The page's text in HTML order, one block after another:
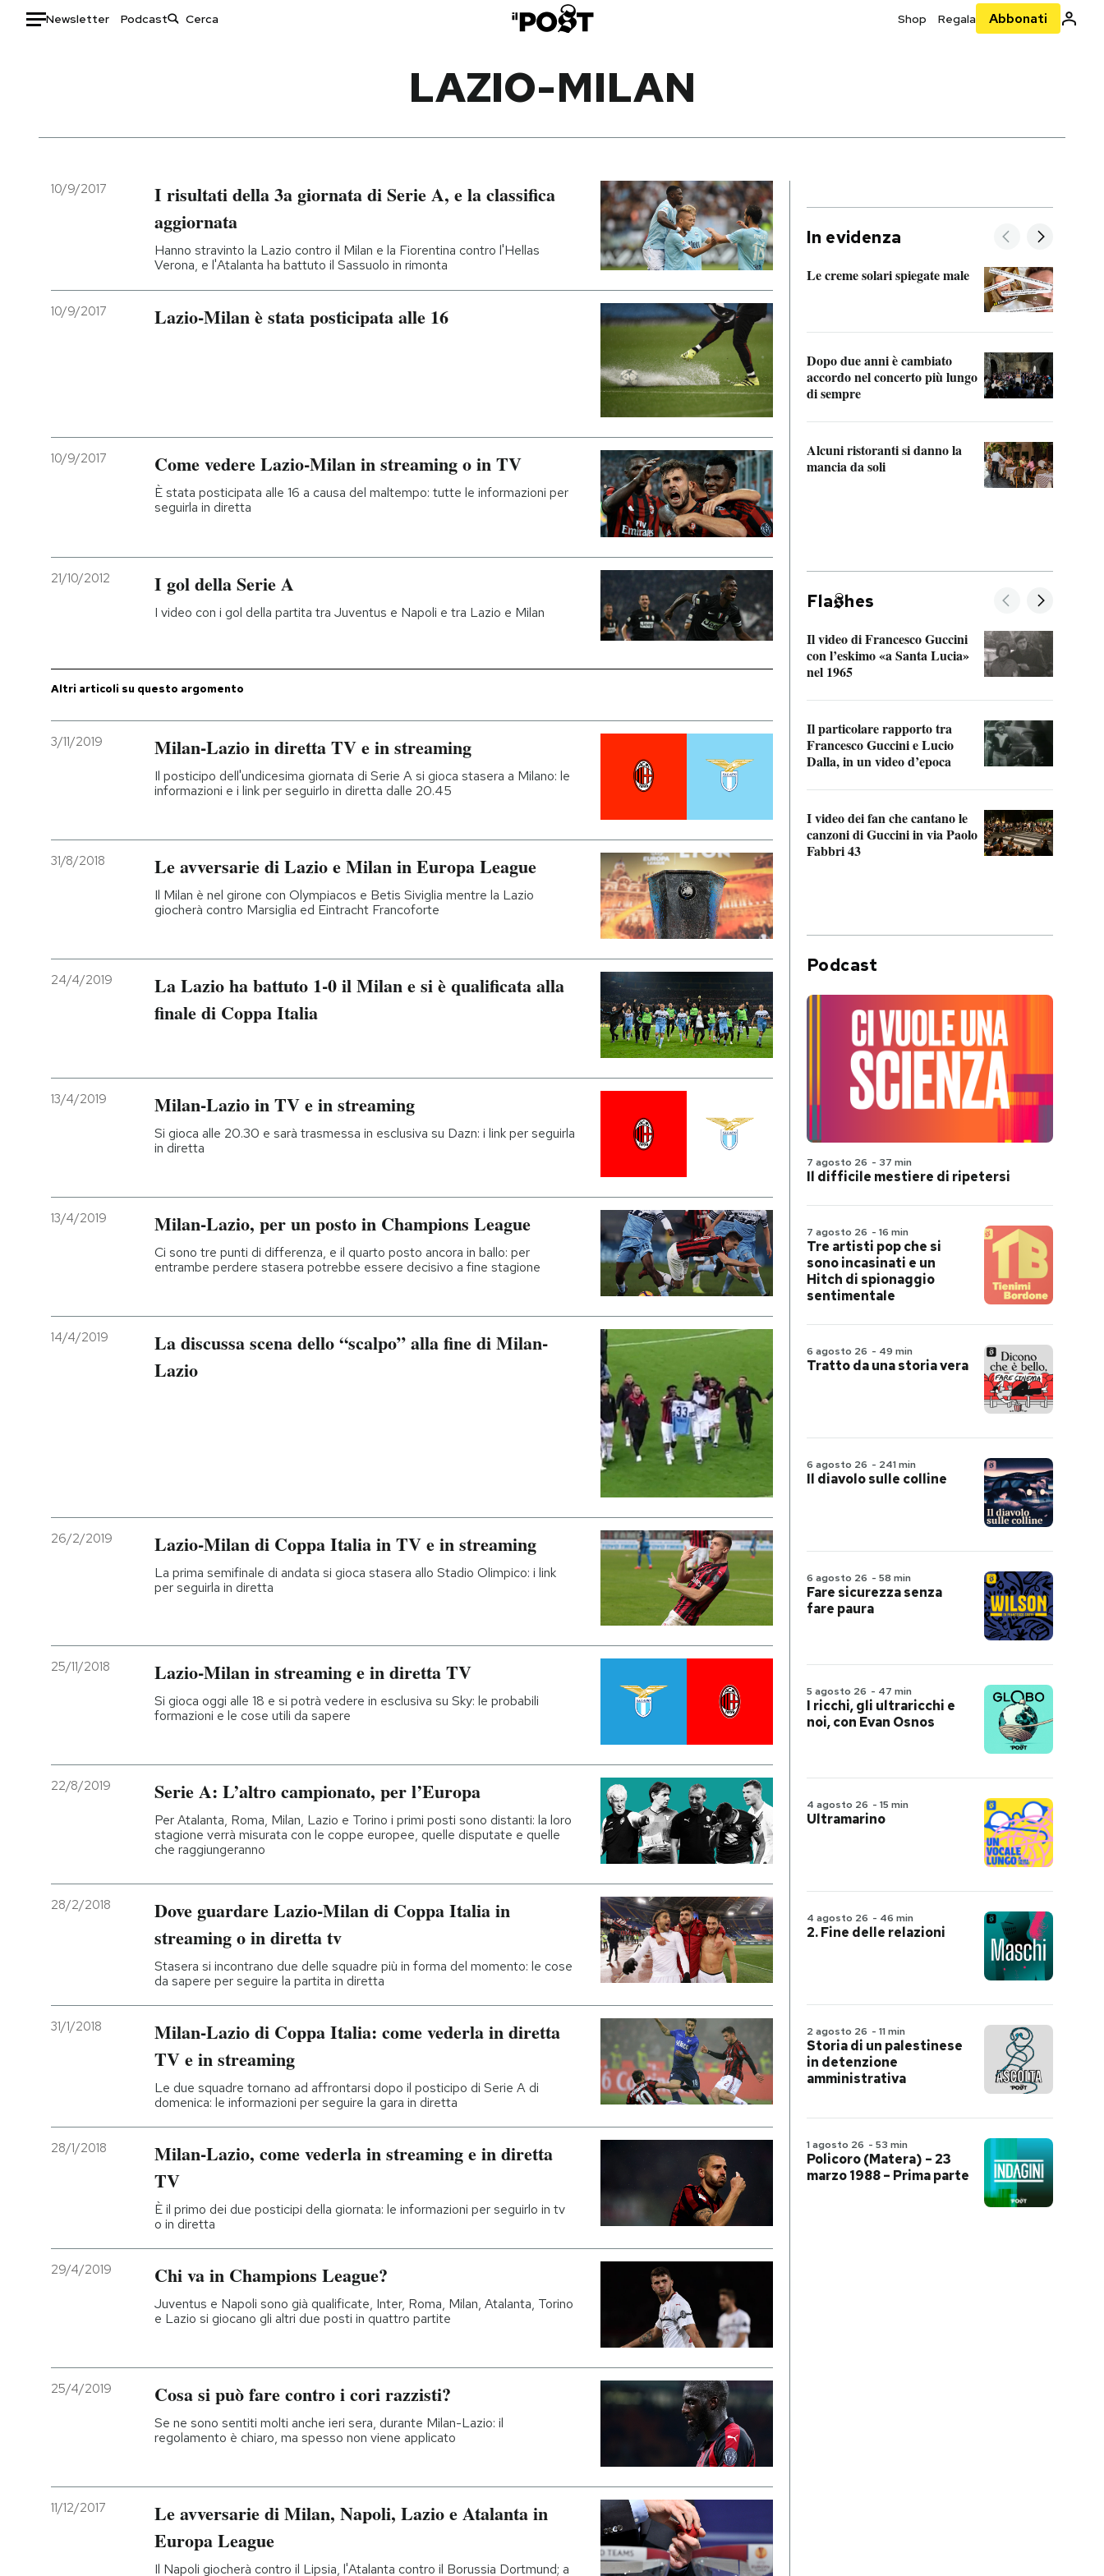
Newsletter Podcast Shop Regala Abbonati
Italia
Politica
Economia
Moda
Ok Boomer!
Media
Mondiali calcio 2026
NEWSLETTER
I MIEI PREFERITI
AREA PERSONALE
LAZIO-MILAN
10/9/2017
I risultati della 3a giornata di Serie A, e la classifica
aggiornata
Hanno stravinto la Lazio contro il Milan e la Fiorentina contro l'Hellas
Verona, e l'Atalanta ha battuto il Sassuolo in rimonta
10/9/2017 Lazio-Milan è stata posticipata alle 16
10/9/2017 Come vedere Lazio-Milan in streaming o in TV
È stata posticipata alle 16 a causa del maltempo: tutte le informazioni per
seguirla in diretta
21/10/2012 I gol della Serie A
I video con i gol della partita tra Juventus e Napoli e tra Lazio e Milan
Altri articoli su questo argomento
3/11/2019 Milan-Lazio in diretta TV e in streaming
Il posticipo dell'undicesima giornata di Serie A si gioca stasera a Milano: le
informazioni e i link per seguirlo in diretta dalle 20.45
31/8/2018 Le avversarie di Lazio e Milan in Europa League
Il Milan è nel girone con Olympiacos e Betis Siviglia mentre la Lazio
giocherà contro Marsiglia ed Eintracht Francoforte
24/4/2019
La Lazio ha battuto 1-0 il Milan e si è qualificata alla
finale di Coppa Italia
13/4/2019 Milan-Lazio in TV e in streaming
Si gioca alle 20.30 e sarà trasmessa in esclusiva su Dazn: i link per seguirla
in diretta
13/4/2019 Milan-Lazio, per un posto in Champions League
Ci sono tre punti di differenza, e il quarto posto ancora in ballo: per
entrambe perdere stasera potrebbe essere decisivo a fine stagione
14/4/2019
La discussa scena dello “scalpo” alla fine di Milan-
Lazio
26/2/2019 Lazio-Milan di Coppa Italia in TV e in streaming
La prima semifinale di andata si gioca stasera allo Stadio Olimpico: i link
per seguirla in diretta
25/11/2018 Lazio-Milan in streaming e in diretta TV
Si gioca oggi alle 18 e si potrà vedere in esclusiva su Sky: le probabili
formazioni e le cose utili da sapere
22/8/2019 Serie A: L’altro campionato, per l’Europa
Per Atalanta, Roma, Milan, Lazio e Torino i primi posti sono distanti: la loro
stagione verrà misurata con le coppe europee, quelle disputate e quelle
che raggiungeranno
28/2/2018
Dove guardare Lazio-Milan di Coppa Italia in
streaming o in diretta tv
Stasera si incontrano due delle squadre più in forma del momento: le cose
da sapere per seguire la partita in diretta
31/1/2018
Milan-Lazio di Coppa Italia: come vederla in diretta
TV e in streaming
Le due squadre tornano ad affrontarsi dopo il posticipo di Serie A di
domenica: le informazioni per seguire la gara in diretta
28/1/2018
Milan-Lazio, come vederla in streaming e in diretta
TV
È il primo dei due posticipi della giornata: le informazioni per seguirlo in tv
o in diretta
29/4/2019 Chi va in Champions League?
Juventus e Napoli sono già qualificate, Inter, Roma, Milan, Atalanta, Torino
e Lazio si giocano gli altri due posti in quattro partite
25/4/2019 Cosa si può fare contro i cori razzisti?
Se ne sono sentiti molti anche ieri sera, durante Milan-Lazio: il
regolamento è chiaro, ma spesso non viene applicato
11/12/2017
Le avversarie di Milan, Napoli, Lazio e Atalanta in
Europa League
Il Napoli giocherà contro il Lipsia, l'Atalanta contro il Borussia Dortmund; a
In evidenza
Le creme solari spiegate male
Dopo due anni è cambiato
accordo nel concerto più lungo
di sempre
Alcuni ristoranti si danno la
mancia da soli
Fla hes
Il video di Francesco Guccini
con l’eskimo «a Santa Lucia»
nel 1965
Il particolare rapporto tra
Francesco Guccini e Lucio
Dalla, in un video d’epoca
I video dei fan che cantano le
canzoni di Guccini in via Paolo
Fabbri 43
Podcast
7 agosto 26 - 37 min
Il difficile mestiere di ripetersi
7 agosto 26 - 16 min
Tre artisti pop che si
sono incasinati e un
Hitch di spionaggio
sentimentale
6 agosto 26 - 49 min
Tratto da una storia vera
6 agosto 26 - 241 min
Il diavolo sulle colline
6 agosto 26 - 58 min
Fare sicurezza senza
fare paura
5 agosto 26 - 47 min
I ricchi, gli ultraricchi e
noi, con Evan Osnos
4 agosto 26 - 15 min
Ultramarino
4 agosto 26 - 46 min
2. Fine delle relazioni
2 agosto 26 - 11 min
Storia di un palestinese
in detenzione
amministrativa
1 agosto 26 - 53 min
Policoro (Matera) – 23
marzo 1988 – Prima parte